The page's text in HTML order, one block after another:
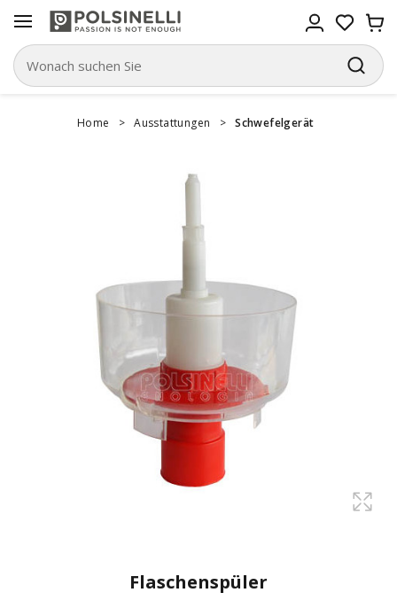
Home > Ausstattungen > Schwefelgerät
Flaschenspüler